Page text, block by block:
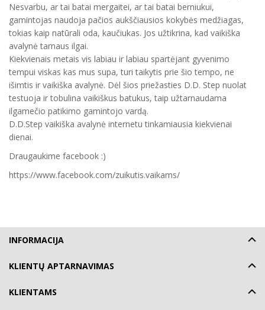
Nesvarbu, ar tai batai mergaitei, ar tai batai berniukui,
gamintojas naudoja pačios aukščiausios kokybės medžiagas,
tokias kaip natūrali oda, kaučiukas. Jos užtikrina, kad vaikiška
avalynė tarnaus ilgai.
Kiekvienais metais vis labiau ir labiau spartėjant gyvenimo
tempui viskas kas mus supa, turi taikytis prie šio tempo, ne
išimtis ir vaikiška avalynė. Dėl šios priežasties D.D. Step nuolat
testuoja ir tobulina vaikiškus batukus, taip užtarnaudama
ilgamečio patikimo gamintojo vardą.
D.D.Step vaikiška avalynė internetu tinkamiausia kiekvienai
dienai.
Draugaukime facebook :)
https://www.facebook.com/zuikutis.vaikams/
INFORMACIJA
KLIENTŲ APTARNAVIMAS
KLIENTAMS